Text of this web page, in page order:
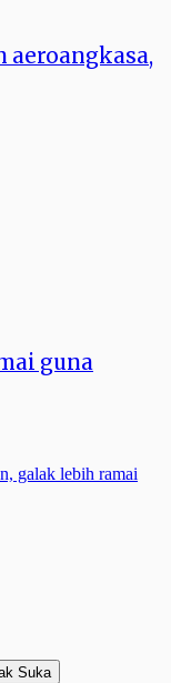
aeroangkasa,
guna
Suka